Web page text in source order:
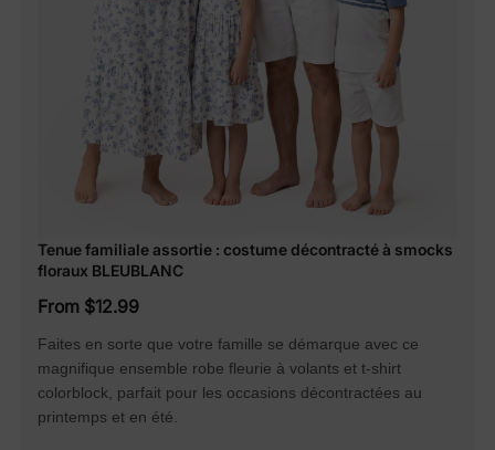
Tenue familiale assortie : costume décontracté à smocks
floraux BLEUBLANC
From $12.99
Faites en sorte que votre famille se démarque avec ce
magnifique ensemble robe fleurie à volants et t-shirt
colorblock, parfait pour les occasions décontractées au
printemps et en été.